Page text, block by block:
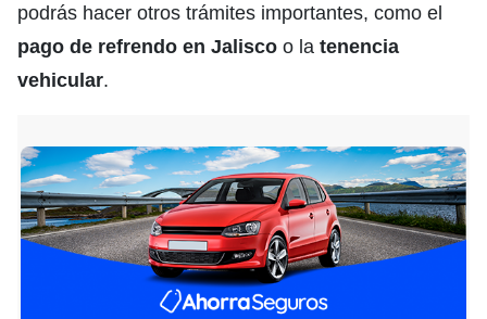
podrás hacer otros trámites importantes, como el
pago de refrendo en Jalisco o la tenencia
vehicular.